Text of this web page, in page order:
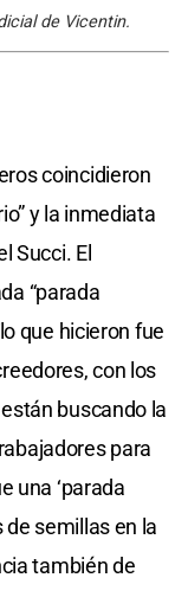
de Vicentin.
coincidieron
y la inmediata
Succi. El
“parada
que hicieron fue
con los
buscando la
para
una ‘parada
de semillas en la
también de